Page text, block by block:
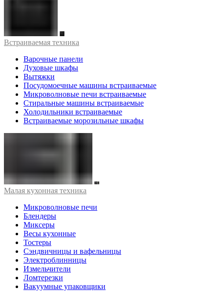
Встраиваемая техника
Варочные панели
Духовые шкафы
Вытяжки
Посудомоечные машины встраиваемые
Микроволновые печи встраиваемые
Стиральные машины встраиваемые
Холодильники встраиваемые
Встраиваемые морозильные шкафы
Малая кухонная техника
Микроволновые печи
Блендеры
Миксеры
Весы кухонные
Тостеры
Сэндвичницы и вафельницы
Электроблинницы
Измельчители
Ломтерезки
Вакуумные упаковщики